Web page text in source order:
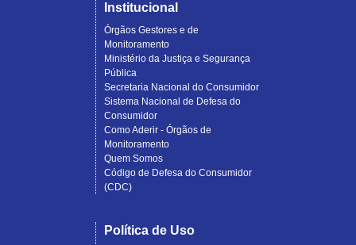
Institucional
Órgãos Gestores e de
Monitoramento
Ministério da Justiça e Segurança
Pública
Secretaria Nacional do Consumidor
Sistema Nacional de Defesa do
Consumidor
Como Aderir - Órgãos de
Monitoramento
Quem Somos
Código de Defesa do Consumidor
(CDC)
Política de Uso